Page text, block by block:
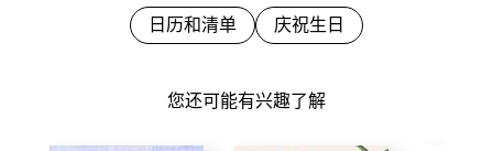
您还可能有兴趣了解
日历和清单 庆祝生日